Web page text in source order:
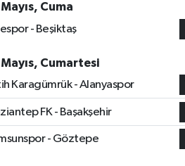
Cuma
- Beşiktaş
Mayıs, Cumartesi
Karagümrük - Alanyaspor
FK - Başakşehir
- Göztepe